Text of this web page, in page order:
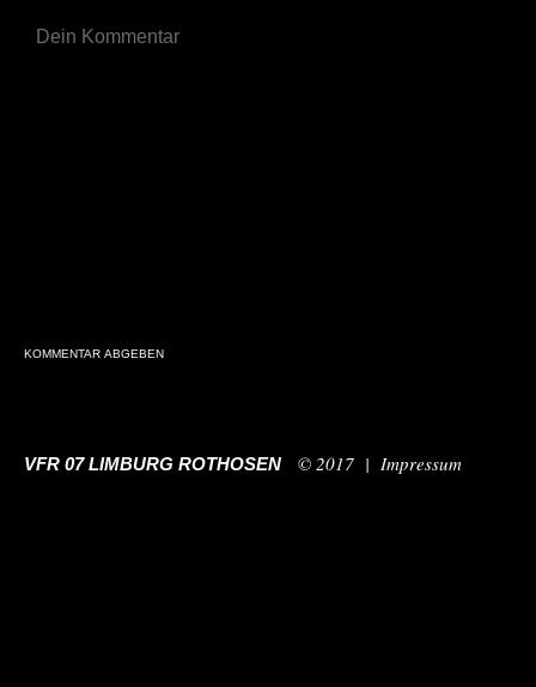
VFR 07 LIMBURG ROTHOSEN © 2017 | Impressum